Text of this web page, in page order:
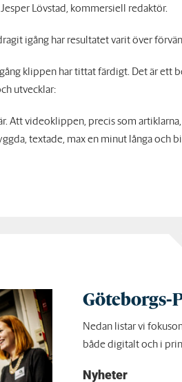
Lövstad, kommersiell redaktör.
igång har resultatet varit över
klippen har tittat färdigt. Det är ett
utvecklar:
Att videoklippen, precis som
textade, max en minut långa och
Göteborgs-
Nedan listar vi
både digitalt och i
Nyheter